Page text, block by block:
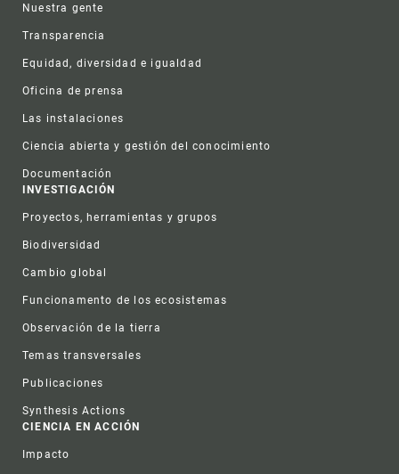
Nuestra gente
Transparencia
Equidad, diversidad e igualdad
Oficina de prensa
Las instalaciones
Ciencia abierta y gestión del conocimiento
Documentación
INVESTIGACIÓN
Proyectos, herramientas y grupos
Biodiversidad
Cambio global
Funcionamento de los ecosistemas
Observación de la tierra
Temas transversales
Publicaciones
Synthesis Actions
CIENCIA EN ACCIÓN
Impacto